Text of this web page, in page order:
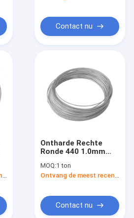
Contact nu
Ontharde Rechte
Ronde 440 1.0mm
staaldraad
MOQ:1 ton
Contact nu